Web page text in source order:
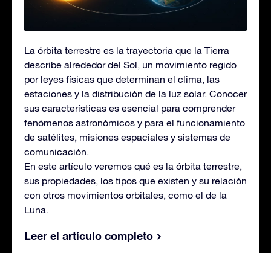
La órbita terrestre es la trayectoria que la Tierra
describe alrededor del Sol, un movimiento regido
por leyes físicas que determinan el clima, las
estaciones y la distribución de la luz solar. Conocer
sus características es esencial para comprender
fenómenos astronómicos y para el funcionamiento
de satélites, misiones espaciales y sistemas de
comunicación.
En este artículo veremos qué es la órbita terrestre,
sus propiedades, los tipos que existen y su relación
con otros movimientos orbitales, como el de la
Luna.
Leer el artículo completo